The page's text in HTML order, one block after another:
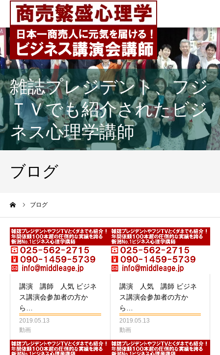
雑誌プレジデント、フジ
ＴＶでも紹介されたビジ
ネス心理学講師
ブログ
ブログ
講演 講師 人気 ビジネ
ス講演会参加者の方か
ら…
2019.05.13
動画
講演 人気 講師 ビジネ
ス講演会参加者の方か
ら…
2019.05.13
動画